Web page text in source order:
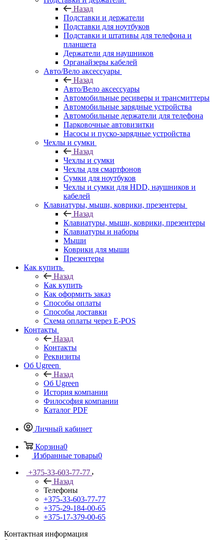
Назад
Подставки и держатели
Подставки для ноутбуков
Подставки и штативы для телефона и
планшета
Держатели для наушников
Органайзеры кабелей
Авто/Вело аксессуары
Назад
Авто/Вело аксессуары
Автомобильные ресиверы и трансмиттеры
Автомобильные зарядные устройства
Автомобильные держатели для телефона
Парковочные автовизитки
Насосы и пуско-зарядные устройства
Чехлы и сумки
Назад
Чехлы и сумки
Чехлы для смартфонов
Сумки для ноутбуков
Чехлы и сумки для HDD, наушников и
кабелей
Клавиатуры, мыши, коврики, презентеры
Назад
Клавиатуры, мыши, коврики, презентеры
Клавиатуры и наборы
Мыши
Коврики для мыши
Презентеры
Как купить
Назад
Как купить
Как оформить заказ
Способы оплаты
Способы доставки
Схема оплаты через E-POS
Контакты
Назад
Контакты
Реквизиты
Об Ugreen
Назад
Об Ugreen
История компании
Философия компании
Каталог PDF
Личный кабинет
Корзина0
Избранные товары0
+375-33-603-77-77
Назад
Телефоны
+375-33-603-77-77
+375-29-184-00-65
+375-17-379-00-65
Контактная информация